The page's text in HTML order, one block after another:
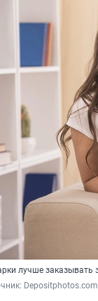
лучше
Depositphotos.com